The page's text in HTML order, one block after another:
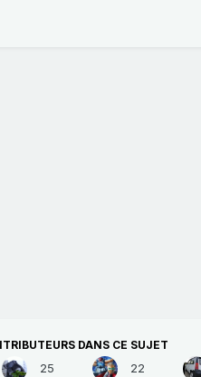
DANS CE SUJET
25 22